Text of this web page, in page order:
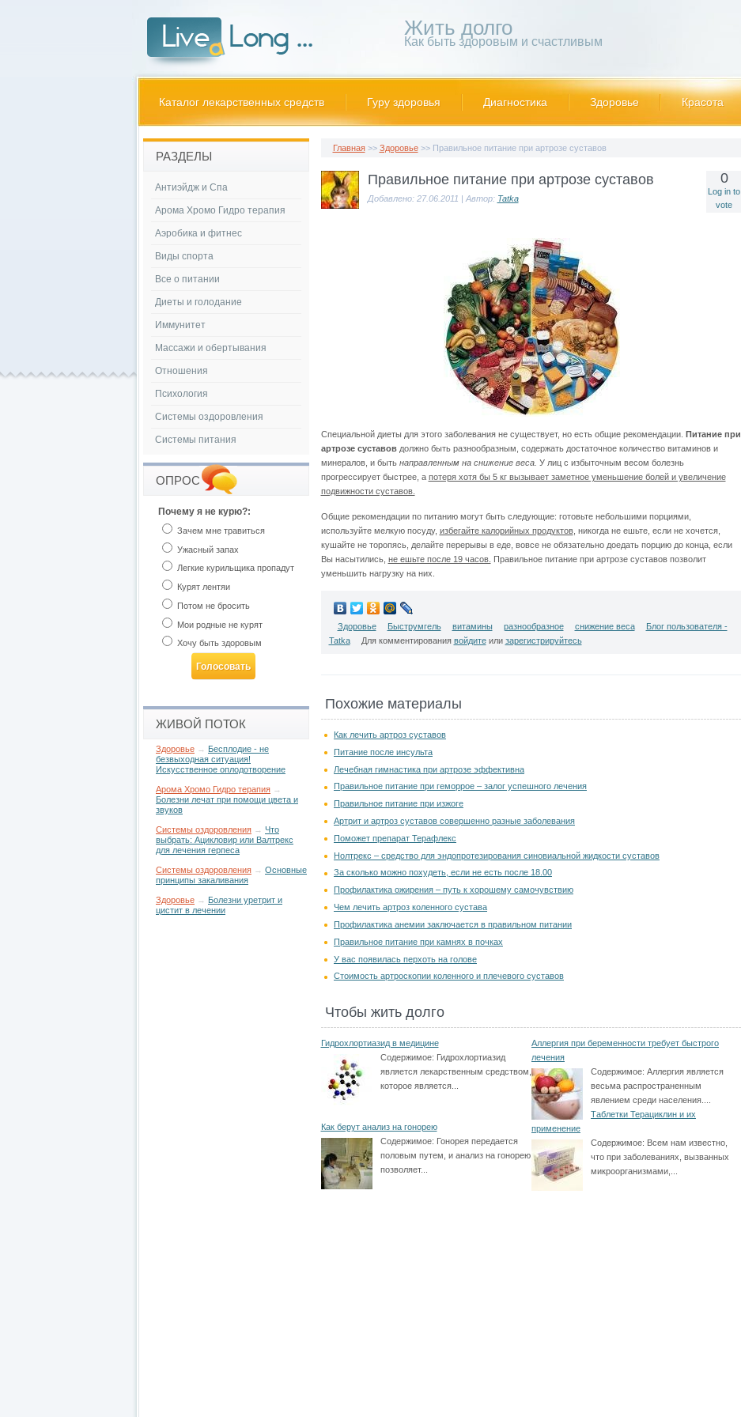
Жить долго
Как быть здоровым и счастливым
Каталог лекарственных средств Гуру здоровья Диагностика Здоровье Красота
Главная>> Здоровье>> Правильное питание при артрозе суставов
Правильное питание при артрозе суставов
Добавлено: 27.06.2011 | Автор: Tatka
0
Log in to
vote
Специальной диеты для этого заболевания не существует, но есть общие рекомендации. Питание при
артрозе суставовдолжно быть разнообразным, содержать достаточное количество витаминов и
минералов, и быть направленным на снижение веса. У лиц с избыточным весом болезнь
прогрессирует быстрее, а потеря хотя бы 5 кг вызывает заметное уменьшение болей и увеличение
подвижности суставов.
Общие рекомендации по питанию могут быть следующие: готовьте небольшими порциями,
используйте мелкую посуду, избегайте калорийных продуктов, никогда не ешьте, если не хочется,
кушайте не торопясь, делайте перерывы в еде, вовсе не обязательно доедать порцию до конца, если
Вы насытились, не ешьте после 19 часов. Правильное питание при артрозе суставов позволит
уменьшить нагрузку на них.
Здоровье Быструмгель витамины разнообразное снижение веса
Блог пользователя -
Tatka
Для комментирования войдитеили зарегистрируйтесь
Похожие материалы
Как лечить артроз суставов
Питание после инсульта
Лечебная гимнастика при артрозе эффективна
Правильное питание при геморрое – залог успешного лечения
Правильное питание при изжоге
Артрит и артроз суставов совершенно разные заболевания
Поможет препарат Терафлекс
Нолтрекс – средство для эндопротезирования синовиальной жидкости суставов
За сколько можно похудеть, если не есть после 18.00
Профилактика ожирения – путь к хорошему самочувствию
Чем лечить артроз коленного сустава
Профилактика анемии заключается в правильном питании
Правильное питание при камнях в почках
У вас появилась перхоть на голове
Стоимость артроскопии коленного и плечевого суставов
Чтобы жить долго
Гидрохлортиазид в медицине
Содержимое: Гидрохлортиазид
является лекарственным средством,
которое является...
Аллергия при беременности требует быстрого
лечения
Содержимое: Аллергия является
весьма распространенным
явлением среди населения....
Как берут анализ на гонорею
Содержимое: Гонорея передается
половым путем, и анализ на гонорею
позволяет...
Таблетки Терациклин и их
применение
Содержимое: Всем нам известно,
что при заболеваниях, вызванных
микроорганизмами,...
РАЗДЕЛЫ
Антиэйдж и Спа
Арома Хромо Гидро терапия
Аэробика и фитнес
Виды спорта
Все о питании
Диеты и голодание
Иммунитет
Массажи и обертывания
Отношения
Психология
Системы оздоровления
Системы питания
ОПРОС
Почему я не курю?:
Зачем мне травиться
Ужасный запах
Легкие курильщика пропадут
Курят лентяи
Потом не бросить
Мои родные не курят
Хочу быть здоровым
ЖИВОЙ ПОТОК
Здоровье → Бесплодие - не
безвыходная ситуация!
Искусственное оплодотворение
Арома Хромо Гидро терапия →
Болезни лечат при помощи цвета и
звуков
Системы оздоровления → Что
выбрать: Ацикловир или Валтрекс
для лечения герпеса
Системы оздоровления → Основные
принципы закаливания
Здоровье → Болезни уретрит и
цистит в лечении